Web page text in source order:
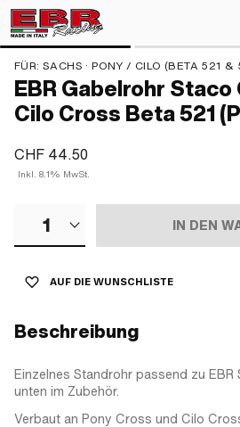
FÜR: SACHS · PONY / CILO (BETA 521 &
EBR Gabelrohr Staco
Cilo Cross Beta 521
CHF 44.50
Inkl. 8.1% MwSt.
1 IN DEN
AUF DIE WUNSCHLISTE
Beschreibung
Einzelnes Standrohr passend zu EBR
unten im Zubehör.
Verbaut an Pony Cross und Cilo